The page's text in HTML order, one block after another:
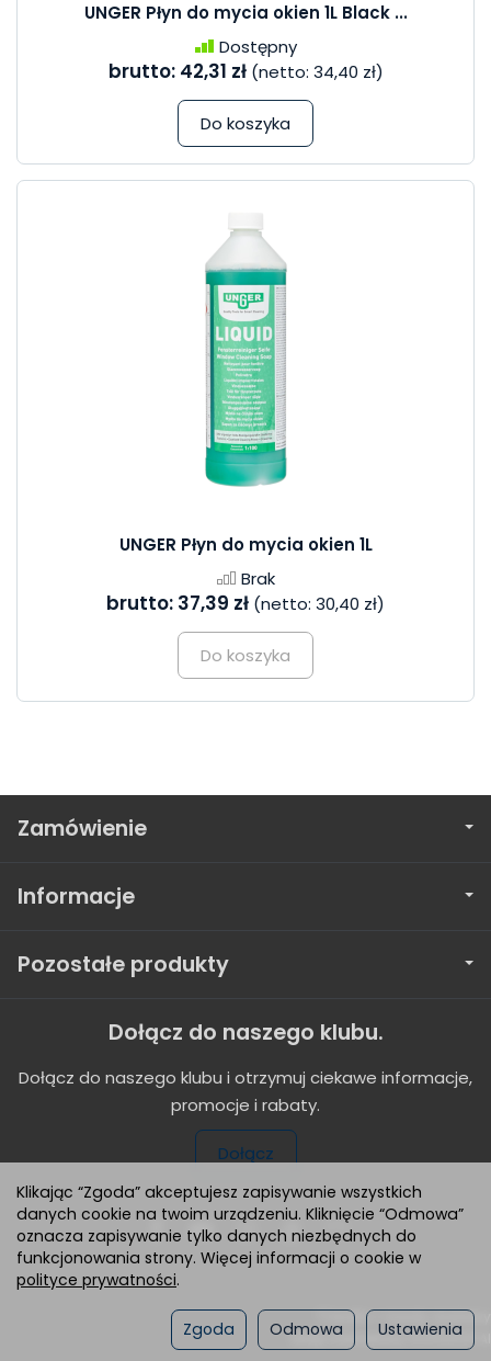
UNGER Płyn do mycia okien 1L Black ...
Dostępny
brutto: 42,31 zł (netto: 34,40 zł)
Do koszyka
UNGER Płyn do mycia okien 1L
Brak
brutto: 37,39 zł (netto: 30,40 zł)
Do koszyka
Zamówienie
Informacje
Pozostałe produkty
Dołącz do naszego klubu.
Dołącz do naszego klubu i otrzymuj ciekawe informacje,
promocje i rabaty.
Dołącz
*) brutto +koszty dostawy
Sklep internetowy SOTESHOP AI
Klikając “Zgoda” akceptujesz zapisywanie wszystkich
danych cookie na twoim urządzeniu. Kliknięcie “Odmowa”
oznacza zapisywanie tylko danych niezbędnych do
funkcjonowania strony. Więcej informacji o cookie w
polityce prywatności.
Ustawienia
Odmowa
Zgoda